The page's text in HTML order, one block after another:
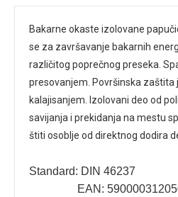
Bakarne okaste izolovane
se za završavanje bakarnih
različitog poprečnog preseka.
presovanjem. Površinska zaštita
kalajisanjem. Izolovani deo od
savijanja i prekidanja na mestu
štiti osoblje od direktnog dodira
Standard: DIN 46237
EAN: